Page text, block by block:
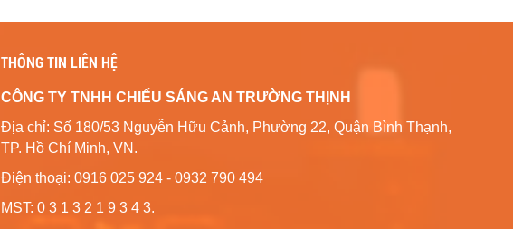
THÔNG TIN LIÊN HỆ
CÔNG TY TNHH CHIẾU SÁNG AN TRƯỜNG THỊNH
Địa chỉ: Số 180/53 Nguyễn Hữu Cảnh, Phường 22, Quận Bình Thạnh,
TP. Hồ Chí Minh, VN.
Điện thoại: 0916 025 924 - 0932 790 494
MST: 0 3 1 3 2 1 9 3 4 3.